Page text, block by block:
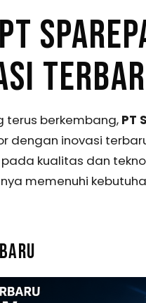
terus berkembang, PT
dengan inovasi
kualitas dan
memenuhi